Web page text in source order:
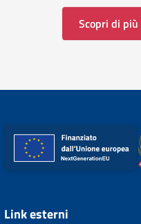
Scopri di più
Link esterni